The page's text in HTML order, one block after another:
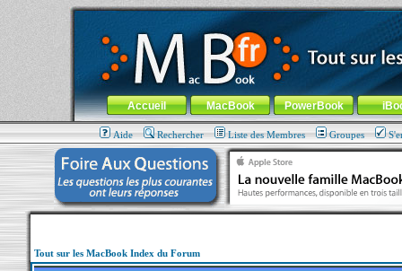
MacBook-fr.com : 100% Apple... 100% nomade !
Aller au contenu-Aller au menu général-Aller au menu de
Menu général
Accueil MacBook PowerBook
Aide Rechercher Liste des Membres Groupes
Tout sur les MacBook Index du Forum